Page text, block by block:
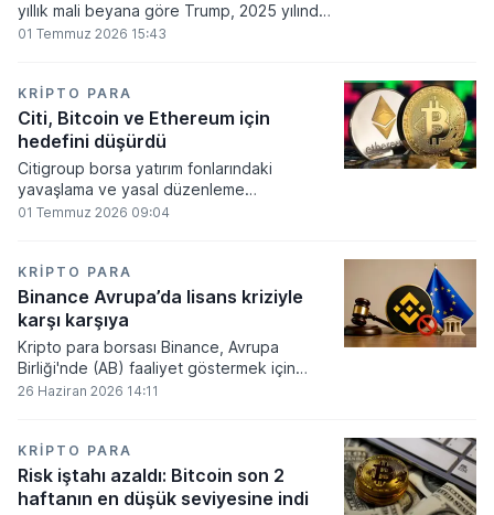
yıllık mali beyana göre Trump, 2025 yılında
kripto para ve memecoin faaliyetlerinden
01 Temmuz 2026 15:43
KRIPTO PARA
Citi, Bitcoin ve Ethereum için
hedefini düşürdü
Citigroup borsa yatırım fonlarındaki
yavaşlama ve yasal düzenleme
beklentilerinin zayıflaması üzerine kripto
01 Temmuz 2026 09:04
KRIPTO PARA
Binance Avrupa’da lisans kriziyle
karşı karşıya
Kripto para borsası Binance, Avrupa
Birliği'nde (AB) faaliyet göstermek için
gerekli düzenleyici onayları alamadı.
26 Haziran 2026 14:11
KRIPTO PARA
Risk iştahı azaldı: Bitcoin son 2
haftanın en düşük seviyesine indi